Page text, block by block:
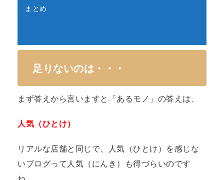
まとめ
足りないのは・・・
まず答えから言いますと「あるモノ」の答えは、
人気（ひとけ）
リアルな店舗と同じで、人気（ひとけ）を感じな
いブログって人気（にんき）も得づらいのです